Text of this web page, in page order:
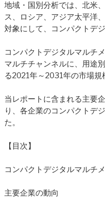
地域・国別分析では、北米
ス、ロシア、アジア太平洋
対象にして、コンパクトデ
コンパクトデジタルマルチ
マルチチャンネルに、用途
る2021年～2031年の市場規
当レポートに含まれる主
り、各企業のコンパクトデ
た。
【目次】
コンパクトデジタルマルチ
主要企業の動向